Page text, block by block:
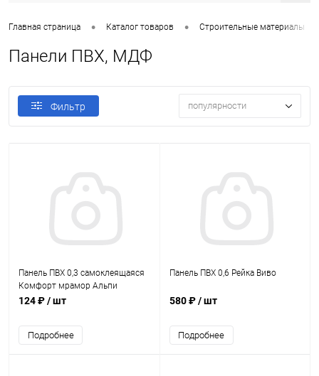
Главная страница • Каталог товаров • Строительные материалы
Панели ПВХ, МДФ
Фильтр популярности
Панель ПВХ 0,3 самоклеящаяся
Комфорт мрамор Альпи
124 ₽/ шт
Подробнее
Панель ПВХ 0,6 Рейка Виво
580 ₽/ шт
Подробнее